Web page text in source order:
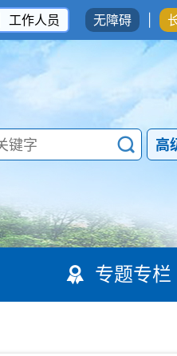
工作人员 无障碍
高
专题专栏